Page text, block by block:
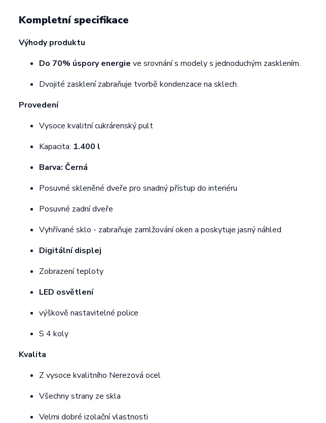
Kompletní specifikace
Výhody produktu
Do 70% úspory energie ve srovnání s modely s jednoduchým zasklením.
Dvojité zasklení zabraňuje tvorbě kondenzace na sklech.
Provedení
Vysoce kvalitní cukrárenský pult
Kapacita: 1.400 l
Barva: Černá
Posuvné skleněné dveře pro snadný přístup do interiéru
Posuvné zadní dveře
Vyhřívané sklo - zabraňuje zamlžování oken a poskytuje jasný náhled
Digitální displej
Zobrazení teploty
LED osvětlení
výškově nastavitelné police
S 4 koly
Kvalita
Z vysoce kvalitního Nerezová ocel
Všechny strany ze skla
Velmi dobré izolační vlastnosti